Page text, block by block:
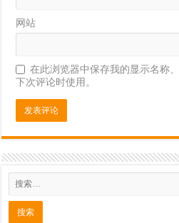
网站
在此浏览器中保存我的显示名称
下次评论时使用。